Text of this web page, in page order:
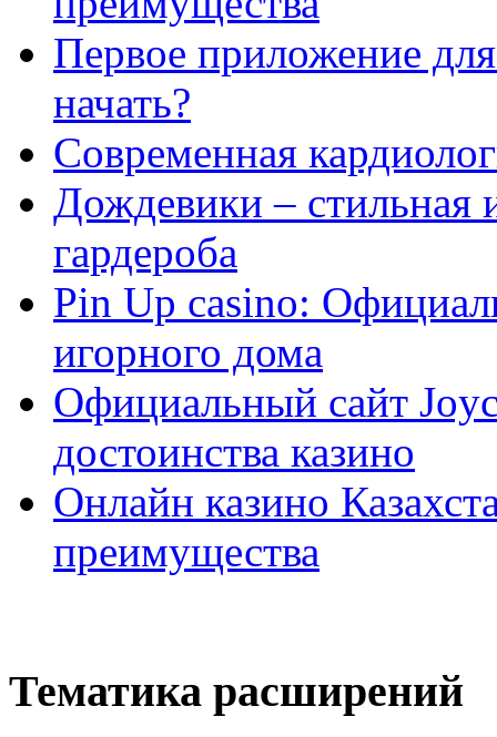
Первое приложение
начать?
Современная
Дождевики – стильная
гардероба
Pin Up casino:
игорного дома
Официальный сайт
достоинства казино
Онлайн казино
преимущества
Тематика расширений